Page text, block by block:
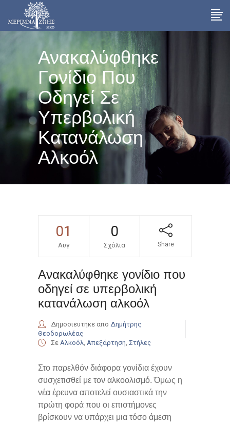
Ανακαλύφθηκε
Γονίδιο Που
Οδηγεί Σε
Υπερβολική
Κατανάλωση
Αλκοόλ
01
Αυγ
0
Σχόλια Share
Ανακαλύφθηκε γονίδιο που
οδηγεί σε υπερβολική
κατανάλωση αλκοόλ
Δημοσιευτηκε απο Δημήτρης
Θεοδορωλέας
Σε Αλκοόλ Απεξάρτηση Στήλες
Στο παρελθόν διάφορα γονίδια έχουν
συσχετισθεί με τον αλκοολισμό. Όμως η
νέα έρευνα αποτελεί ουσιαστικά την
πρώτη φορά που οι επιστήμονες
βρίσκουν να υπάρχει μια τόσο άμεση